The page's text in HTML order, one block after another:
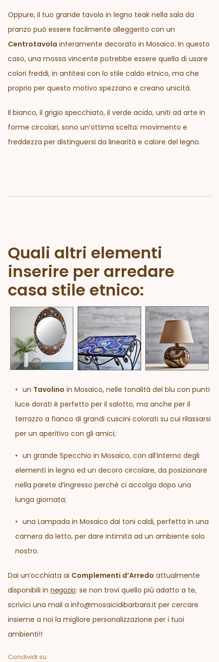
Oppure, il tuo grande tavolo in legno teak nella sala da
pranzo può essere facilmente alleggerito con un
Centrotavola interamente decorato in Mosaico. In questo
caso, una mossa vincente potrebbe essere quella di usare
colori freddi, in antitesi con lo stile caldo etnico, ma che
proprio per questo motivo spezzano e creano unicità.
Il bianco, il grigio specchiato, il verde acido, uniti ad arte in
forme circolari, sono un’ottima scelta: movimento e
freddezza per distinguersi da linearità e calore del legno.
Quali altri elementi
inserire per arredare
casa stile etnico:
un Tavolino in Mosaico, nelle tonalità del blu con punti
luce dorati è perfetto per il salotto, ma anche per il
terrazzo a fianco di grandi cuscini colorati su cui rilassarsi
per un aperitivo con gli amici;
un grande Specchio in Mosaico, con all’interno degli
elementi in legno ed un decoro circolare, da posizionare
nella parete d’ingresso perchè ci accolga dopo una
lunga giornata;
una Lampada in Mosaico dai toni caldi, perfetta in una
camera da letto, per dare intimità ad un ambiente solo
nostro.
Dai un’occhiata ai Complementi d’Arredo attualmente
disponibili in negozio: se non trovi quello più adatto a te,
scrivici una mail a info@mosaicidibarbara.it per cercare
insieme a noi la migliore personalizzazione per i tuoi
ambienti!!
Condividi